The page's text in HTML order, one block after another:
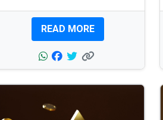
READ MORE